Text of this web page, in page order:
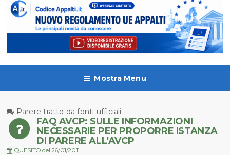
Mostra Menu
Parere tratto da fonti ufficiali
FAQ AVCP: SULLE INFORMAZIONI
NECESSARIE PER PROPORRE ISTANZA
DI PARERE ALL'AVCP
QUESITO del 26/01/2011